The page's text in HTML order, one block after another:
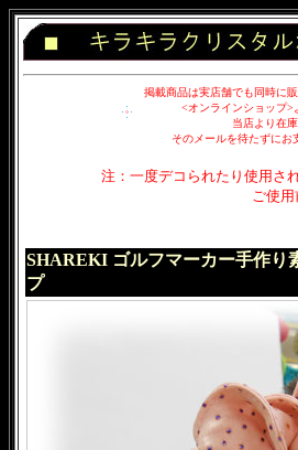
掲載商品は実店舗でも同時に
<オンラインショップ>
当店より在
そのメールを待たずにお
注：一度デコられたり使用さ
ご使
SHAREKI ゴルフマーカー手作
プ